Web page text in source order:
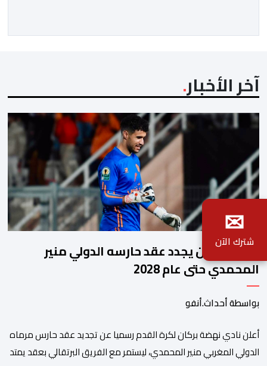
المغربية وجمهورية كوت ديفوار، بحكم […]
آخر الأخبار
نهضة بركان يجدد عقد حارسه الدولي منير
المحمدي حتى عام 2028
بواسطة أحداث.أنفو
​أعلن نادي نهضة بركان لكرة القدم رسميا عن تجديد عقد حارس مرماه
الدولي المغربي منير المحمدي، ليستمر مع الفريق البرتقالي بعقد يمتد
✉
شترك الآن